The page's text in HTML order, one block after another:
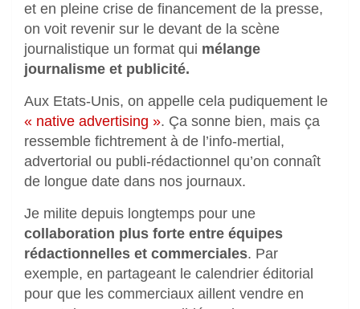
et en pleine crise de financement de la presse,
on voit revenir sur le devant de la scène
journalistique un format qui mélange
journalisme et publicité.
Aux Etats-Unis, on appelle cela pudiquement le
« native advertising ». Ça sonne bien, mais ça
ressemble fichtrement à de l’info-mertial,
advertorial ou publi-rédactionnel qu’on connaît
de longue date dans nos journaux.
Je milite depuis longtemps pour une
collaboration plus forte entre équipes
rédactionnelles et commerciales. Par
exemple, en partageant le calendrier éditorial
pour que les commerciaux aillent vendre en